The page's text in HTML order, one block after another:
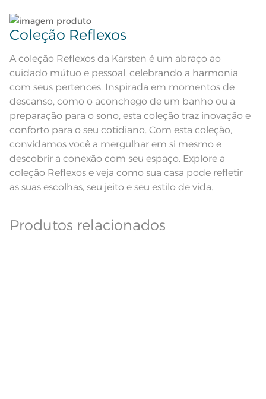
Fios
Leia atentamente as instruções na etiqueta.
Coleção Reflexos
A coleção Reflexos da Karsten é um abraço ao
cuidado mútuo e pessoal, celebrando a harmonia
com seus pertences. Inspirada em momentos de
descanso, como o aconchego de um banho ou a
preparação para o sono, esta coleção traz inovação e
conforto para o seu cotidiano. Com esta coleção,
convidamos você a mergulhar em si mesmo e
descobrir a conexão com seu espaço. Explore a
coleção Reflexos e veja como sua casa pode refletir
as suas escolhas, seu jeito e seu estilo de vida.
Produtos relacionados